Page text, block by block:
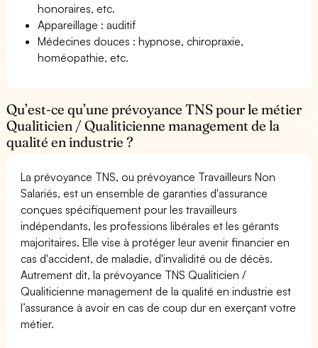
honoraires, etc.
Appareillage : auditif
Médecines douces : hypnose, chiropraxie,
homéopathie, etc.
Qu’est-ce qu’une prévoyance TNS pour le métier
Qualiticien / Qualiticienne management de la
qualité en industrie ?
La prévoyance TNS, ou prévoyance Travailleurs Non
Salariés, est un ensemble de garanties d'assurance
conçues spécifiquement pour les travailleurs
indépendants, les professions libérales et les gérants
majoritaires. Elle vise à protéger leur avenir financier en
cas d'accident, de maladie, d'invalidité ou de décès.
Autrement dit, la prévoyance TNS Qualiticien /
Qualiticienne management de la qualité en industrie est
l’assurance à avoir en cas de coup dur en exerçant votre
métier.